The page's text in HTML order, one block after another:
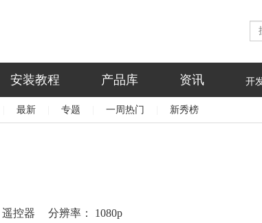
安装教程 产品库 资讯 开
最新 专题 一周热门 新秀榜
遥控器 分辨率： 1080p